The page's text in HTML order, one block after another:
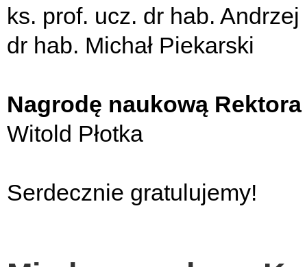
ks. prof. ucz. dr hab.
dr hab. Michał Piekarski
Nagrodę naukową Rektora
Witold Płotka
Serdecznie gratulujemy!